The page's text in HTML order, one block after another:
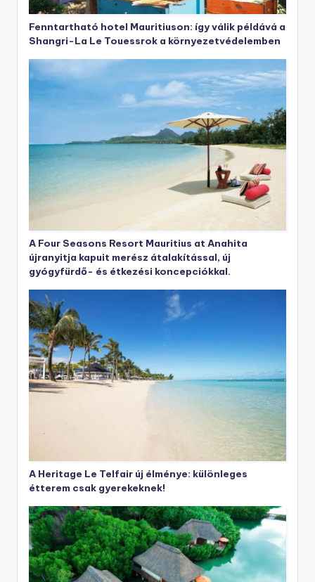
Fenntartható hotel Mauritiuson: így válik példává a
Shangri-La Le Touessrok a környezetvédelemben
A Four Seasons Resort Mauritius at Anahita
újranyitja kapuit merész átalakítással, új
gyógyfürdő- és étkezési koncepciókkal.
A Heritage Le Telfair új élménye: különleges
étterem csak gyerekeknek!